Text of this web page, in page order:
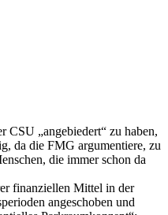
CSU „angebiedert“ zu haben,
da die FMG argumentiere, zu
die immer schon da
finanziellen Mittel in der
angeschoben und